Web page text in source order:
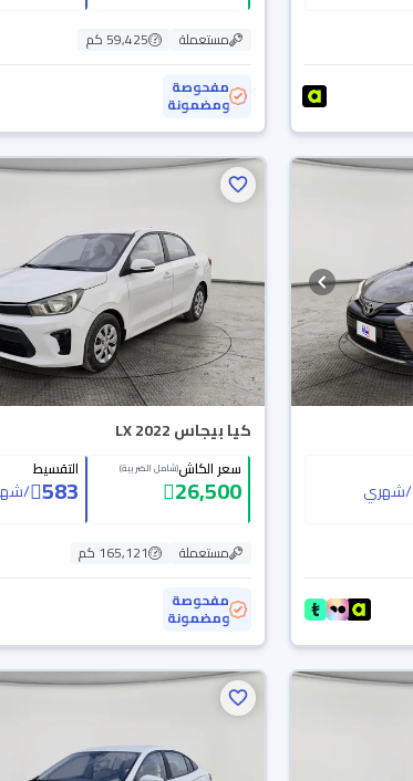
مستعملة
59,425 كم
مفحوصة
ومضمونة
/شهري
كيا بيجاس LX 2022
سعر الكاش(شامل الضريبة)
26,500
التقسيط
583
/
مستعملة
165,121 كم
مفحوصة
ومضمونة